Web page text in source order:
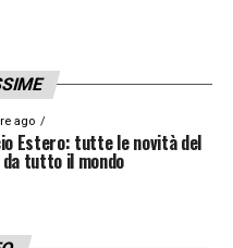
TOP NEWS
ago
Estero: tutte le novità del
tutto il mondo